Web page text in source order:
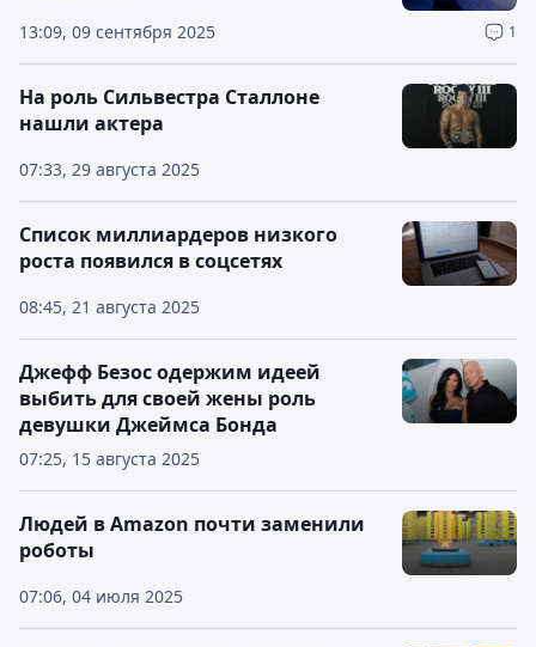
13:09, 09 сентября 2025 1
07:33, 29 августа 2025
На роль Сильвестра Сталлоне
нашли актера
08:45, 21 августа 2025
Список миллиардеров низкого
роста появился в соцсетях
07:25, 15 августа 2025
Джефф Безос одержим идеей
выбить для своей жены роль
девушки Джеймса Бонда
07:06, 04 июля 2025
Людей в Amazon почти заменили
роботы